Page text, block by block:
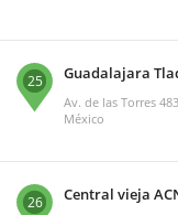
25 Guadalajara
Av. de las Torres
México
26 Central vieja